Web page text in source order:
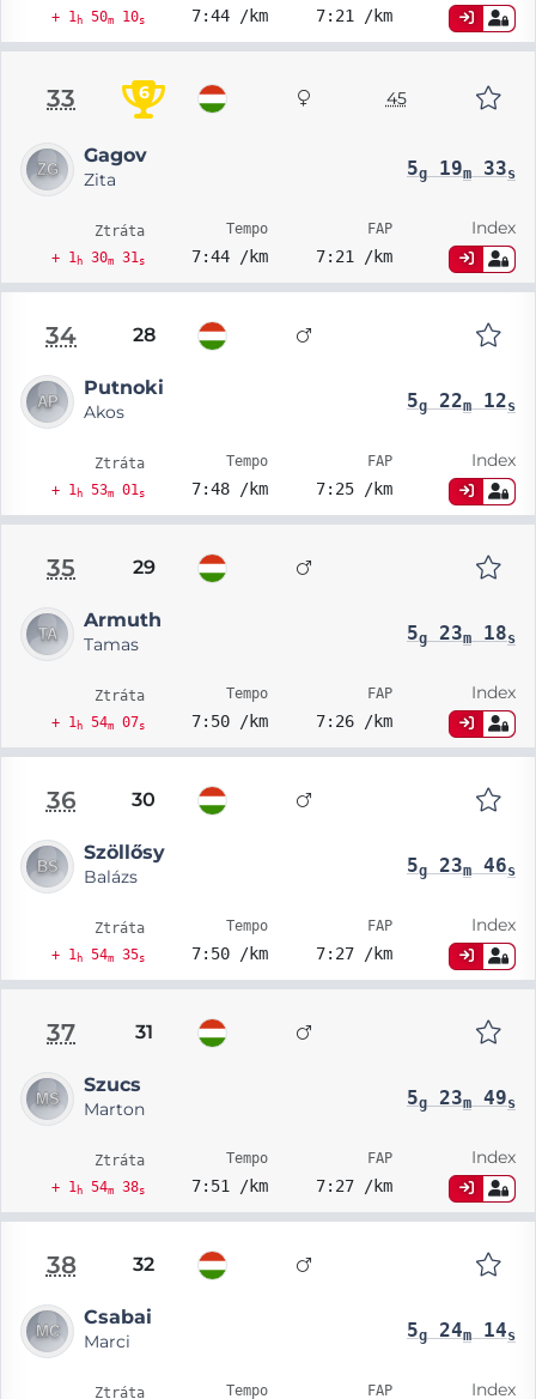
+ 1h50m10s 7:44 /km 7:21 /km
33 6 45
Gagov
Zita 5g19m33s
Ztráta
+ 1h30m31s
Tempo
7:44 /km
FAP
7:21 /km
Index
34 28
Putnoki
Akos 5g22m12s
Ztráta
+ 1h53m01s
Tempo
7:48 /km
FAP
7:25 /km
Index
35 29
Armuth
Tamas 5g23m18s
Ztráta
+ 1h54m07s
Tempo
7:50 /km
FAP
7:26 /km
Index
36 30
Szöllősy
Balázs 5g23m46s
Ztráta
+ 1h54m35s
Tempo
7:50 /km
FAP
7:27 /km
Index
37 31
Szucs
Marton 5g23m49s
Ztráta
+ 1h54m38s
Tempo
7:51 /km
FAP
7:27 /km
Index
38 32
Csabai
Marci 5g24m14s
Ztráta Tempo FAP Index